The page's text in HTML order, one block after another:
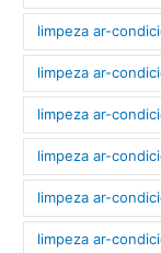
limpeza ar-
limpeza ar-
limpeza ar-
limpeza ar-
limpeza ar-
limpeza ar-